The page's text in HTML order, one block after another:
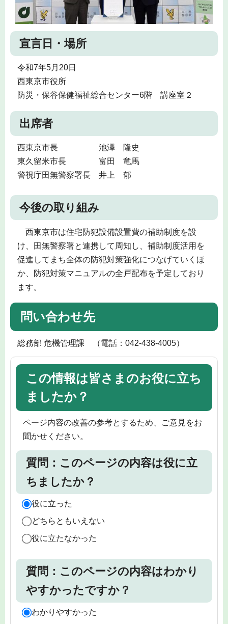
宣言日・場所
令和7年5月20日
西東京市役所
防災・保谷保健福祉総合センター6階 講座室２
出席者
西東京市長 池澤 隆史
東久留米市長 富田 竜馬
警視庁田無警察署長 井上 郁
今後の取り組み
西東京市は住宅防犯設備設置費の補助制度を設
け、田無警察署と連携して周知し、補助制度活用を
促進してまち全体の防犯対策強化につなげていくほ
か、防犯対策マニュアルの全戸配布を予定しており
ます。
問い合わせ先
総務部 危機管理課 （電話：042-438-4005）
この情報は皆さまのお役に立ち
ましたか？
ページ内容の改善の参考とするため、ご意見をお
聞かせください。
質問：このページの内容は役に立
ちましたか？
役に立った
どちらともいえない
役に立たなかった
質問：このページの内容はわかり
やすかったですか？
わかりやすかった